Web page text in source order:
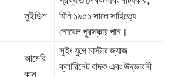
সুইডিশ
যিনি ১৯৫১ সালে সাহিত্যে
নোবেল পুরস্কার পান।
আমেরি
কান
সুইং যুগে মাস্টার জ্যাজ
ক্লারিনেট বাদক এবং উদ্ভাবনী